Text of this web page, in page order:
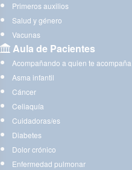
Primeros auxilios
Salud y género
Vacunas
Aula de Pacientes
Acompañando a quien te acompaña
Asma infantil
Cáncer
Celiaquía
Cuidadoras/es
Diabetes
Dolor crónico
Enfermedad pulmonar